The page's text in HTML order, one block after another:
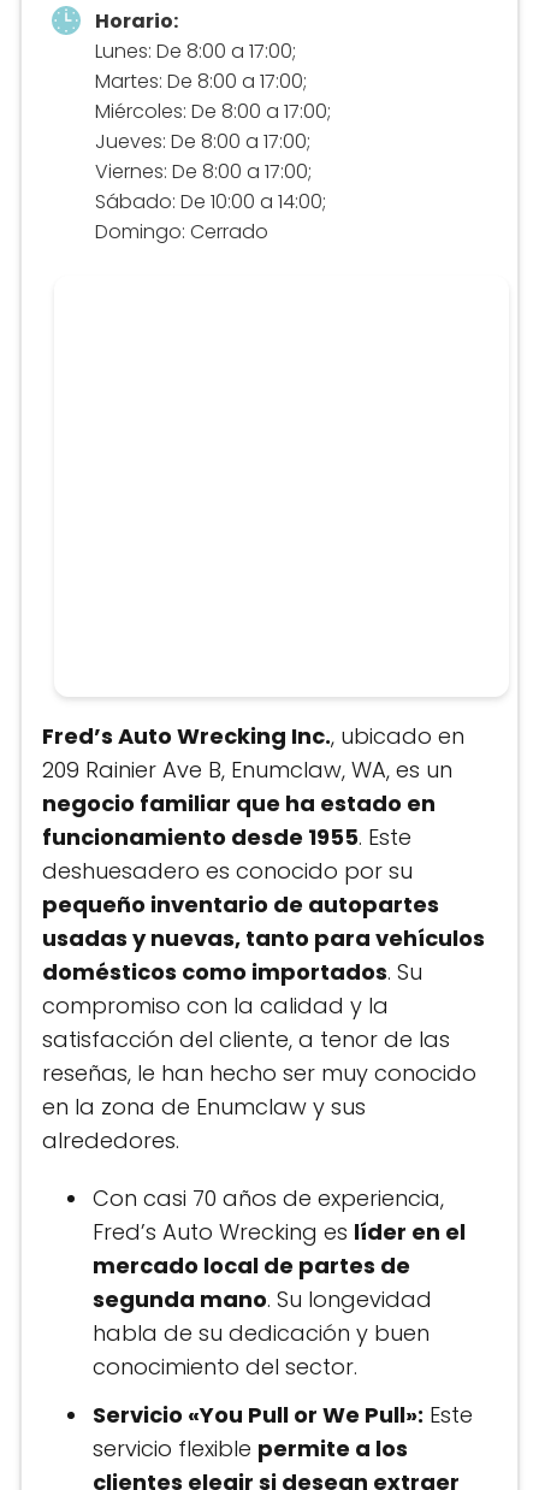
Horario:
Lunes: De 8:00 a 17:00;
Martes: De 8:00 a 17:00;
Miércoles: De 8:00 a 17:00;
Jueves: De 8:00 a 17:00;
Viernes: De 8:00 a 17:00;
Sábado: De 10:00 a 14:00;
Domingo: Cerrado
Fred’s Auto Wrecking Inc., ubicado en
209 Rainier Ave B, Enumclaw, WA, es un
negocio familiar que ha estado en
funcionamiento desde 1955. Este
deshuesadero es conocido por su
pequeño inventario de autopartes
usadas y nuevas, tanto para vehículos
domésticos como importados. Su
compromiso con la calidad y la
satisfacción del cliente, a tenor de las
reseñas, le han hecho ser muy conocido
en la zona de Enumclaw y sus
alrededores​.
Con casi 70 años de experiencia,
Fred’s Auto Wrecking es líder en el
mercado local de partes de
segunda mano. Su longevidad
habla de su dedicación y buen
conocimiento del sector.
Servicio «You Pull or We Pull»: Este
servicio flexible permite a los
clientes elegir si desean extraer